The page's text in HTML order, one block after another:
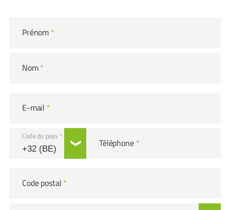
Prénom *
Nom*
E-mail *
Code du pays *
Téléphone *
Code postal *